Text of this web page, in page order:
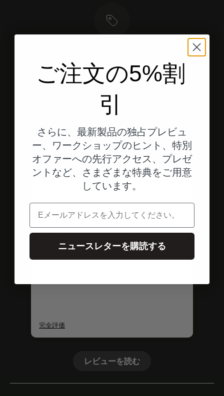
お客様の住所へ、より迅速かつ直接お届けします。
お客様の評価
ユルゲン・H.
超高品質
超高品質の仕上がりで、ネジを締めるのが本
完全評価
レビューを読む
ご注文の5%割
引
さらに、最新製品の独占プレビュ
ー、ワークショップのヒント、特別
オファーへの先行アクセス、プレゼ
ントなど、さまざまな特典をご用意
しています。
電子メール
ニュースレターを購読する